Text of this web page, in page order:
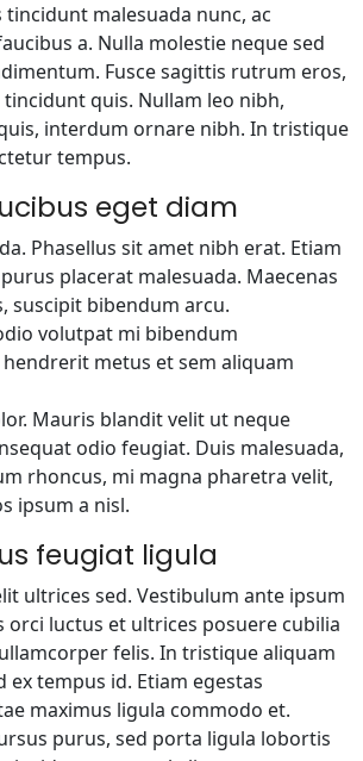
malesuada nunc, ac
a. Nulla molestie neque sed
Fusce sagittis rutrum eros,
quis. Nullam leo nibh,
interdum ornare nibh. In tristique
tempus.
eget diam
Phasellus sit amet nibh erat. Etiam
placerat malesuada. Maecenas
suscipit bibendum arcu.
volutpat mi bibendum
metus et sem aliquam
Mauris blandit velit ut neque
odio feugiat. Duis malesuada,
rhoncus, mi magna pharetra velit,
ipsum a nisl.
feugiat ligula
ultrices sed. Vestibulum ante ipsum
orci luctus et ultrices posuere cubilia
felis. In tristique aliquam
ex tempus id. Etiam egestas
maximus ligula commodo et.
purus, sed porta ligula lobortis